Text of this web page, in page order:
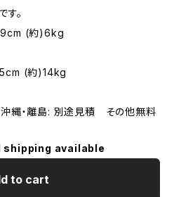
。
(約)6kg
(約)14kg
縄・離島: 別途見積 その他無料
available
to cart